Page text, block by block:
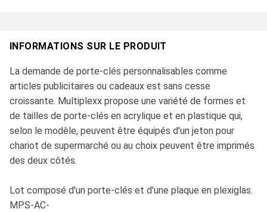
INFORMATIONS SUR LE PRODUIT
La demande de porte-clés personnalisables comme
articles publicitaires ou cadeaux est sans cesse
croissante. Multiplexx propose une variété de formes et
de tailles de porte-clés en acrylique et en plastique qui,
selon le modèle, peuvent être équipés d'un jeton pour
chariot de supermarché ou au choix peuvent être imprimés
des deux côtés.
Lot composé d'un porte-clés et d'une plaque en plexiglas.
MPS-AC-